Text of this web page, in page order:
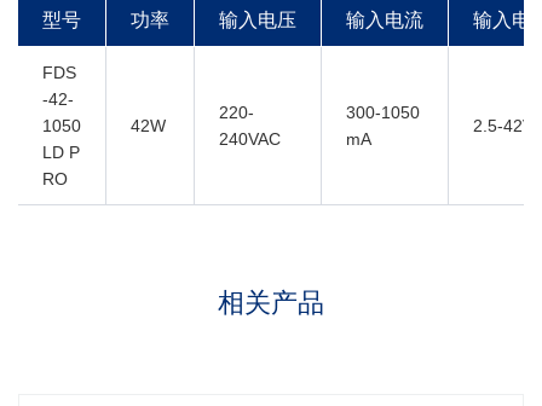
型号 功率 输入电压 输入电流 输入电
FDS
-42-
1050
LD P
RO
42W
220-
240VAC
300-1050
mA
2.5-42V
相关产品